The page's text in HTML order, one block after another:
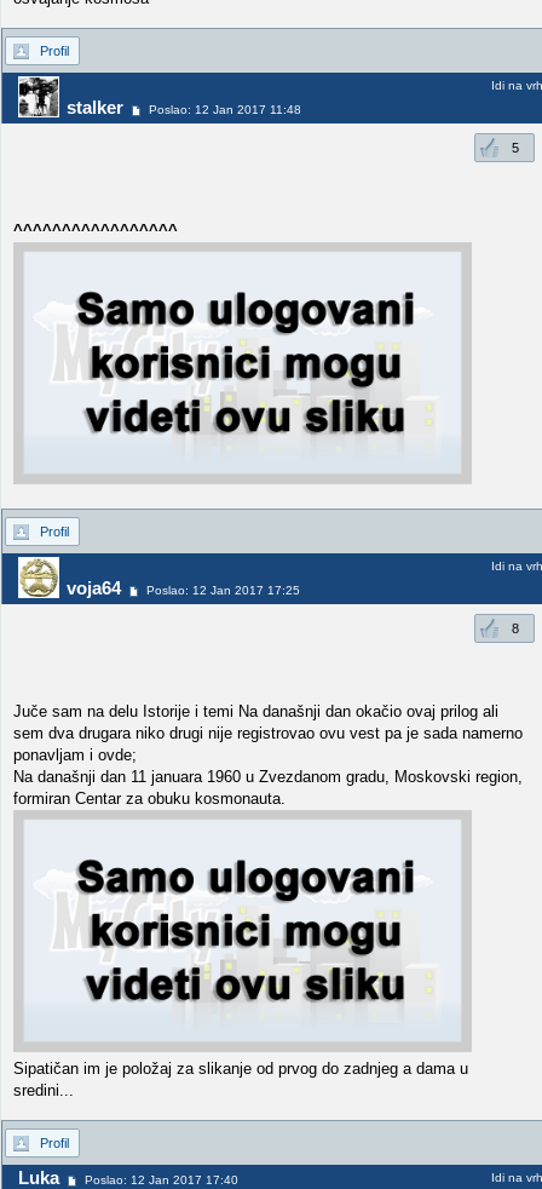
Profil
stalker Poslao: 12 Jan 2017 11:48
Idi na vrh
5
^^^^^^^^^^^^^^^^^
Profil
voja64 Poslao: 12 Jan 2017 17:25
Idi na vrh
8
Juče sam na delu Istorije i temi Na današnji dan okačio ovaj prilog ali
sem dva drugara niko drugi nije registrovao ovu vest pa je sada namerno
ponavljam i ovde;
Na današnji dan 11 januara 1960 u Zvezdanom gradu, Moskovski region,
formiran Centar za obuku kosmonauta.
Sipatičan im je položaj za slikanje od prvog do zadnjeg a dama u
sredini...
Profil
Luka Poslao: 12 Jan 2017 17:40 Idi na vrh